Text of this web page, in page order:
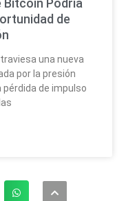
Bitcoin Podría
de
una nueva
por la presión
de impulso